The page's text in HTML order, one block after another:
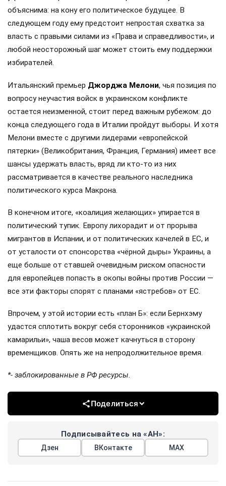
объяснима: на кону его политическое будущее. В
следующем году ему предстоит непростая схватка за
власть с правыми силами из «Права и справедливости», и
любой неосторожный шаг может стоить ему поддержки
избирателей.
Итальянский премьер Джорджа Мелони, чья позиция по
вопросу неучастия войск в украинском конфликте
остается неизменной, стоит перед важным рубежом: до
конца следующего года в Италии пройдут выборы. И хотя
Мелони вместе с другими лидерами «европейской
пятерки» (Великобритания, Франция, Германия) имеет все
шансы удержать власть, вряд ли кто-то из них
рассматривается в качестве реального наследника
политического курса Макрона.
В конечном итоге, «коалиция желающих» упирается в
политический тупик. Европу лихорадит и от прорыва
мигрантов в Испании, и от политических качелей в ЕС, и
от усталости от спонсорства «чёрной дыры» Украины, а
еще больше от ставшей очевидным риском опасности
для европейцев попасть в окопы войны против России —
все эти факторы спорят с планами «ястребов» от ЕС.
Впрочем, у этой истории есть «план Б»: если Бернхэму
удастся сплотить вокруг себя сторонников «украинской
камарильи», чаша весов может качнуться в сторону
временщиков. Опять же на непродолжительное время.
*- заблокированные в РФ ресурсы.
Поделиться
Подписывайтесь на «АН»:
Дзен ВКонтакте МАХ